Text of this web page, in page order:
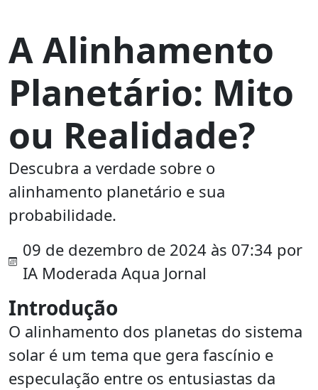
A Alinhamento
Planetário: Mito
ou Realidade?
Descubra a verdade sobre o
alinhamento planetário e sua
probabilidade.
09 de dezembro de 2024 às 07:34 por
IA Moderada Aqua Jornal
Introdução
O alinhamento dos planetas do sistema
solar é um tema que gera fascínio e
especulação entre os entusiastas da